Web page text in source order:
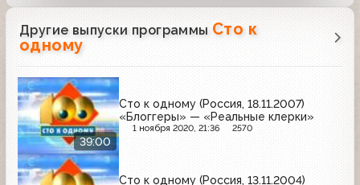
Другие выпуски программы Сто к
одному
39:00
Сто к одному (Россия, 18.11.2007)
«Блоггеры» — «Реальные клерки»
1 ноября 2020, 21:36 2570
Сто к одному (Россия, 13.11.2004)